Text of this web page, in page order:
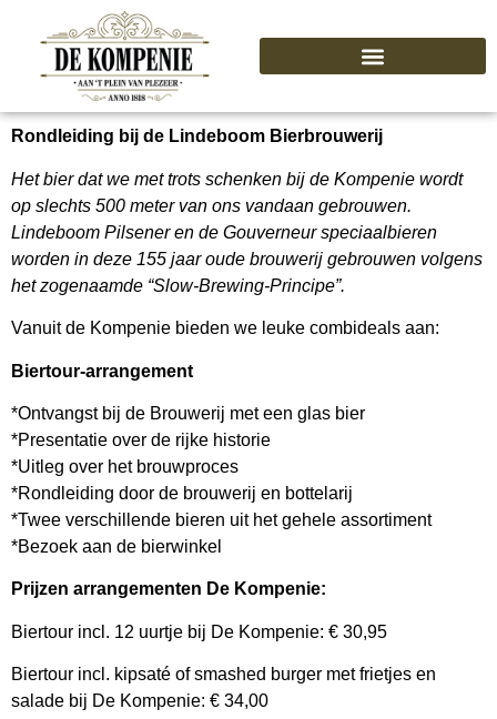
Rondleiding bij de Lindeboom Bierbrouwerij
Het bier dat we met trots schenken bij de Kompenie wordt
op slechts 500 meter van ons vandaan gebrouwen.
Lindeboom Pilsener en de Gouverneur speciaalbieren
worden in deze 155 jaar oude brouwerij gebrouwen volgens
het zogenaamde “Slow-Brewing-Principe”.
Vanuit de Kompenie bieden we leuke combideals aan:
Biertour-arrangement
*Ontvangst bij de Brouwerij met een glas bier
*Presentatie over de rijke historie
*Uitleg over het brouwproces
*Rondleiding door de brouwerij en bottelarij
*Twee verschillende bieren uit het gehele assortiment
*Bezoek aan de bierwinkel
Prijzen arrangementen De Kompenie:
Biertour incl. 12 uurtje bij De Kompenie: € 30,95
Biertour incl. kipsaté of smashed burger met frietjes en
salade bij De Kompenie: € 34,00